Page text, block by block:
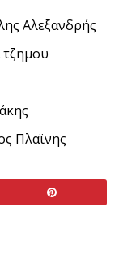
Αλεξανδρής
Πλαϊνης